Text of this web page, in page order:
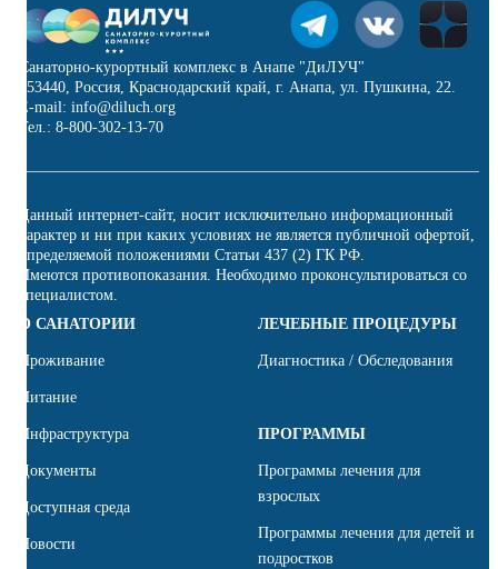
Санаторно-курортный комплекс в Анапе "ДиЛУЧ"
353440, Россия, Краснодарский край, г. Анапа, ул. Пушкина, 22.
E-mail: info@diluch.org
Тел.: 8-800-302-13-70
Данный интернет-сайт, носит исключительно информационный
характер и ни при каких условиях не является публичной офертой,
определяемой положениями Статьи 437 (2) ГК РФ.
Имеются противопоказания. Необходимо проконсультироваться со
специалистом.
О САНАТОРИИ
Проживание
Питание
Инфраструктура
Документы
Доступная среда
Новости
ЛЕЧЕБНЫЕ ПРОЦЕДУРЫ
Диагностика / Обследования
ПРОГРАММЫ
Программы лечения для
взрослых
Программы лечения для детей и
подростков